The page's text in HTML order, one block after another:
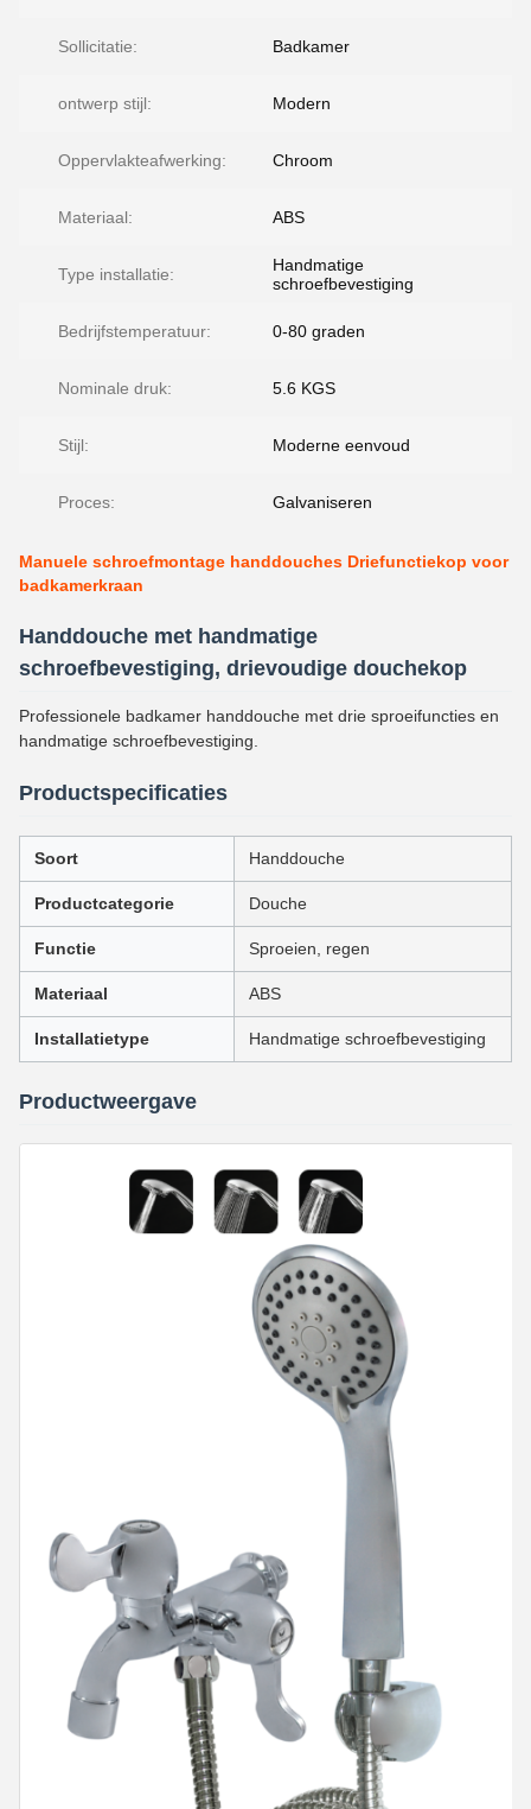
Sollicitatie: Badkamer
ontwerp stijl: Modern
Oppervlakteafwerking: Chroom
Materiaal: ABS
Type installatie:
Handmatige
schroefbevestiging
Bedrijfstemperatuur: 0-80 graden
Nominale druk: 5.6 KGS
Stijl: Moderne eenvoud
Proces: Galvaniseren
Manuele schroefmontage handdouches Driefunctiekop voor
badkamerkraan
Handdouche met handmatige
schroefbevestiging, drievoudige douchekop
Professionele badkamer handdouche met drie sproeifuncties en
handmatige schroefbevestiging.
Productspecificaties
Soort Handdouche
Productcategorie Douche
Functie Sproeien, regen
Materiaal ABS
Installatietype Handmatige schroefbevestiging
Productweergave